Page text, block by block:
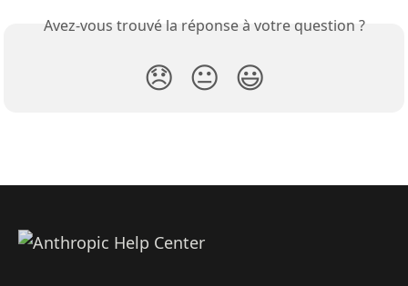
Avez-vous trouvé la réponse à votre question ?
😞 😐 😃